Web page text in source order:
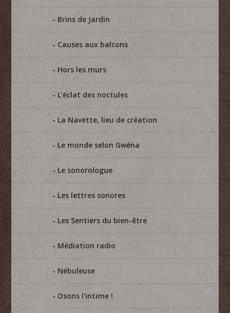
Brins de Jardin
Causes aux balcons
Hors les murs
L'éclat des noctules
La Navette, lieu de création
Le monde selon Gwéna
Le sonorologue
Les lettres sonores
Les Sentiers du bien-être
Médiation radio
Nébuleuse
Osons l'intime !